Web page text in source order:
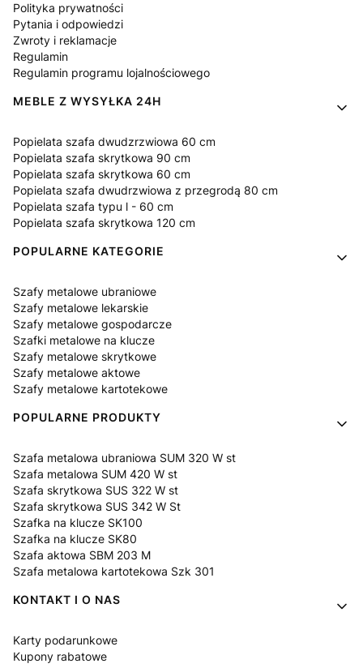
Polityka prywatności
Pytania i odpowiedzi
Zwroty i reklamacje
Regulamin
Regulamin programu lojalnościowego
MEBLE Z WYSYŁKA 24H
Popielata szafa dwudzrzwiowa 60 cm
Popielata szafa skrytkowa 90 cm
Popielata szafa skrytkowa 60 cm
Popielata szafa dwudrzwiowa z przegrodą 80 cm
Popielata szafa typu l - 60 cm
Popielata szafa skrytkowa 120 cm
POPULARNE KATEGORIE
Szafy metalowe ubraniowe
Szafy metalowe lekarskie
Szafy metalowe gospodarcze
Szafki metalowe na klucze
Szafy metalowe skrytkowe
Szafy metalowe aktowe
Szafy metalowe kartotekowe
POPULARNE PRODUKTY
Szafa metalowa ubraniowa SUM 320 W st
Szafa metalowa SUM 420 W st
Szafa skrytkowa SUS 322 W st
Szafa skrytkowa SUS 342 W St
Szafka na klucze SK100
Szafka na klucze SK80
Szafa aktowa SBM 203 M
Szafa metalowa kartotekowa Szk 301
KONTAKT I O NAS
Karty podarunkowe
Kupony rabatowe